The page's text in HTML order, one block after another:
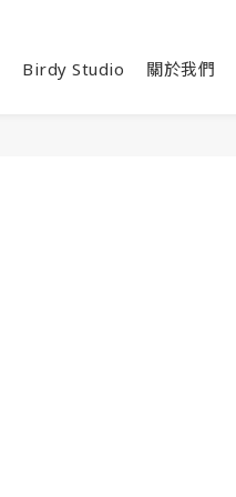
Birdy Studio 關於我們